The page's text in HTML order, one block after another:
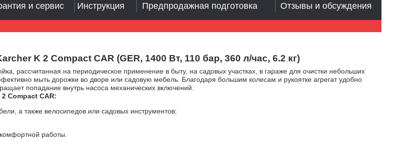
K 2 Compact CAR (GER, 1400 Вт, 110 бар, 360 л/час, 6.2 кг)
рассчитанная на периодическое применение в быту, на садовых участках, в гараже для очистки небольших
мыть дорожки во дворе или садовую мебель. Благодаря большим колесам и рукоятке агрегат удобно
попадание внутрь насоса механических включений.
Compact CAR:
а также велосипедов или садовых инструментов;
работы.
и сервис Инструкция Предпродажная подготовка Отзывы и обсуждения